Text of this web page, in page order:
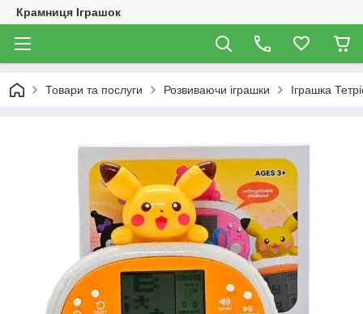
Крамниця Іграшок
Товари та послуги Розвиваючи іграшки Іграшка